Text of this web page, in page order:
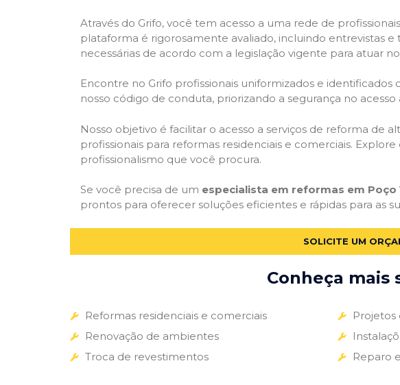
Através do Grifo, você tem acesso a uma rede de
plataforma é rigorosamente avaliado, incluindo entrevistas
necessárias de acordo com a legislação vigente para atuar
Encontre no Grifo profissionais uniformizados e
nosso código de conduta, priorizando a segurança no acesso
Nosso objetivo é facilitar o acesso a serviços de reforma de
profissionais para reformas residenciais e comerciais.
profissionalismo que você procura.
Se você precisa de um especialista em reformas em Poço
prontos para oferecer soluções eficientes e rápidas para as
SOLICITE UM
Conheça mais
Reformas residenciais e comerciais
Renovação de ambientes
Troca de revestimentos
Reparo